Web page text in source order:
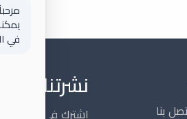
بنا
نشرتنا
اشترك في نشرتنا
في